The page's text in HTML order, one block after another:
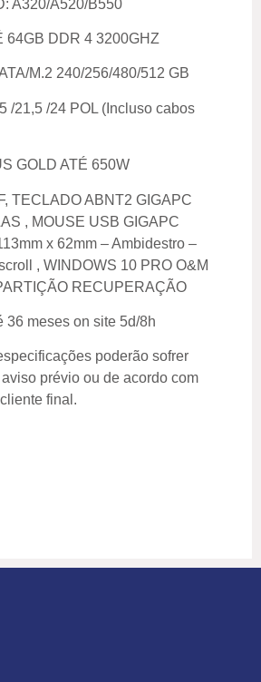
A320/A520/B550
64GB DDR 4 3200GHZ
M.2 240/256/480/512 GB
/21,5 /24 POL (Incluso cabos
GOLD ATÉ 650W
TECLADO ABNT2 GIGAPC
, MOUSE USB GIGAPC
x 62mm – Ambidestro –
, WINDOWS 10 PRO O&M
RECUPERAÇÃO
36 meses on site 5d/8h
poderão sofrer
prévio ou de acordo com
final.